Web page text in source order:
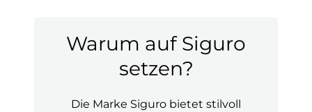
Warum auf Siguro
setzen?
Die Marke Siguro bietet stilvoll